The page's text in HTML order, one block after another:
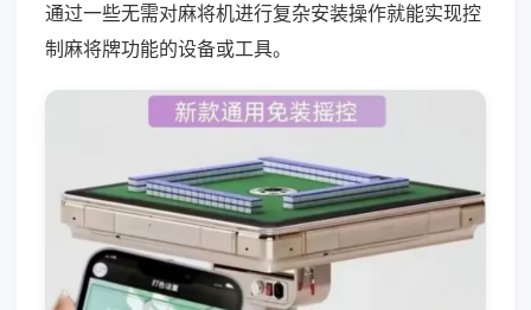
通过一些无需对麻将机进行复杂安装操作就能实现控
制麻将牌功能的设备或工具。